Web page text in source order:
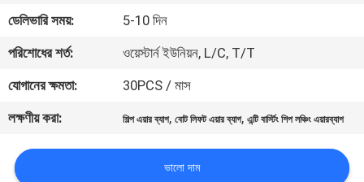
নিয়ন্ত্রণ
করুন
খবর
ডেলিভারি সময়:
5-10 দিন
পরিশোধের শর্ত:
ওয়েস্টার্ন ইউনিয়ন, L/C, T/T
যোগানের ক্ষমতা:
30PCS / মাস
লক্ষণীয় করা:
শিল্প এয়ার ব্যাগ,বোট লিফট এয়ার ব্যাগ,এন্টি বার্স্টিং শিপ লঞ্চিং এয়ারব্যাগ
ভালো দাম